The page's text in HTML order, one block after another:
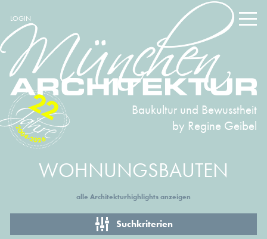
LOGIN
Baukultur und Bewusstheit
by Regine Geibel
2004-2026
22
WOHNUNGSBAUTEN
alle Architekturhighlights anzeigen
Suchkriterien